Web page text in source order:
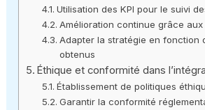
Utilisation des KPI pour le suivi
Amélioration continue grâce
Adapter la stratégie en fonction
obtenus
Éthique et conformité dans
Établissement de politiques
Garantir la conformité